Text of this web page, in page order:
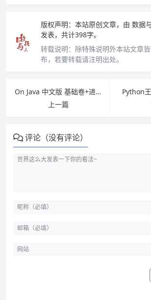
版权声明： 本站原创文章，由 数据
发表，共计398字。
转载说明： 除特殊说明外本站文章
布，若要转载请注明出处。
On Java 中文版 基础卷+进阶卷 基于Java 8、11、17 PDF下载
上一篇
Python
评论（没有评论）